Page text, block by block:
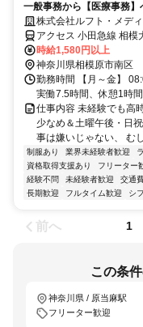
一般事務から【医療事務
かして安定の医療業界で働
株式会社ルフト・メデ
アクセス 小田急線 相模
時給1,580円以上
神奈川県相模原市南区
勤務時間 【月～金】
実働7.5時間、休憩1時
仕事内容 未経験でも高
少なめ＆土曜午後・日
事は嫌いじゃない、 む
制服あり 業界未経験者歓迎
資格取得支援あり
フリーター
経験不問
未経験者歓迎 交通
長期歓迎
フルタイム歓迎 シ
前へ 1
この条
神奈川県 / 原当麻駅
フリーター歓迎